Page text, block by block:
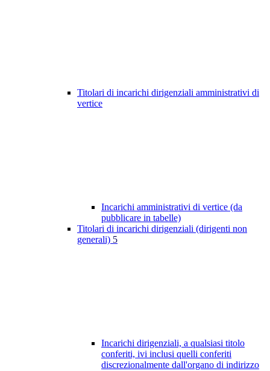
Titolari di incarichi dirigenziali amministrativi di
vertice
Incarichi amministrativi di vertice (da
pubblicare in tabelle)
Titolari di incarichi dirigenziali (dirigenti non
generali) 5
Incarichi dirigenziali, a qualsiasi titolo
conferiti, ivi inclusi quelli conferiti
discrezionalmente dall'organo di indirizzo